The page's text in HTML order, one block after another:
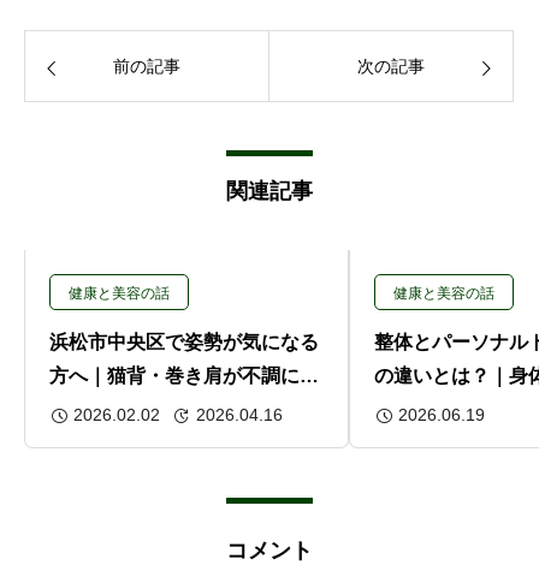
前の記事 次の記事
関連記事
健康と美容の話
浜松市中央区で姿勢が気になる
方へ｜猫背・巻き肩が不調につ
ながる理由
2026.02.02 2026.04.16
健康と美容の話
整体とパーソナル
の違いとは？｜身
とと鍛えることの
2026.06.19
コメント